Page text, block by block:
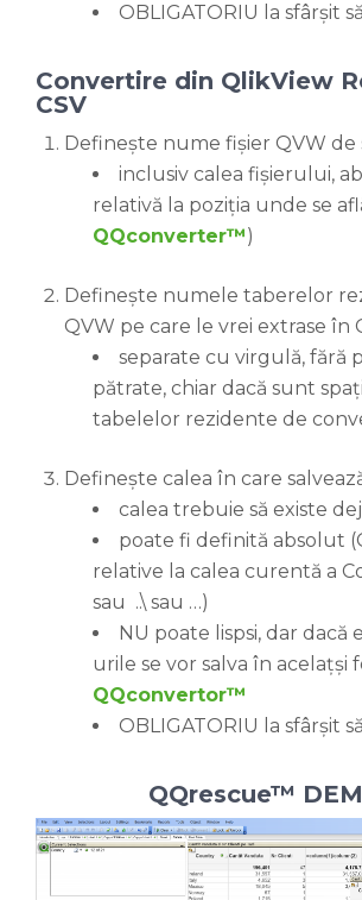
OBLIGATORIU la sfârșit
Convertire din QlikView
CSV
Definește nume fișier QVW de
inclusiv calea fișierului,
relativă la poziția unde se
QQconverter™)
Definește numele taberelor
QVW pe care le vrei extrase în
separate cu virgulă, fără
pătrate, chiar dacă sunt
tabelelor rezidente de
Definește calea în care
calea trebuie să existe
poate fi definită absolut
relative la calea curentă a
sau ..\ sau …)
NU poate lispsi, dar dacă
urile se vor salva în acelațși
QQconvertor™
OBLIGATORIU la sfârșit
QQrescue™